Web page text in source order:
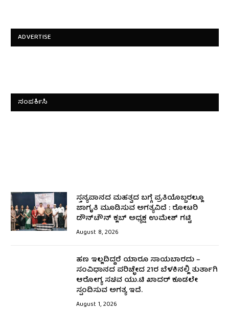
ADVERTISE
ಸಂಪರ್ಕಿಸಿ
ಸ್ತನ್ಯಪಾನದ ಮಹತ್ವದ ಬಗ್ಗೆ ಪ್ರತಿಯೊಬ್ಬರಲ್ಲೂ
ಜಾಗೃತಿ ಮೂಡಿಸುವ ಅಗತ್ಯವಿದೆ : ರೋಟರಿ
ಡೌನ್‌ಟೌನ್ ಕ್ಲಬ್ ಅಧ್ಯಕ್ಷ ಉಮೇಶ್‌ ಗಟ್ಟಿ
August 8, 2026
ಹಣ ಇಲ್ಲದಿದ್ದರೆ ಯಾರೂ ಸಾಯಬಾರದು –
ಸಂವಿಧಾನದ ಪರಿಚ್ಛೇದ 21ರ ಬೆಳಕಿನಲ್ಲಿ ತುರ್ತಾಗಿ
ಆರೋಗ್ಯ ಸಚಿವ ಯು.ಟಿ ಖಾದರ್ ಕೂಡಲೇ
ಸ್ಪಂದಿಸುವ ಅಗತ್ಯ ಇದೆ.
August 1, 2026